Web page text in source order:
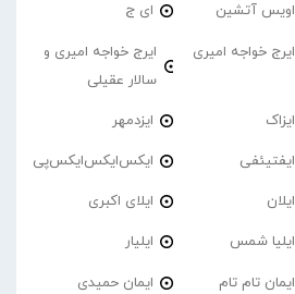
اویس آتشین ای ج
ایرج خواجه امیری
ایرج خواجه امیری و
سالار عقیلی
ایزاک ایزدمهر
ایفتیئفی ایکس‌ایکس‌ایکس‌پی
ایلان ایلای اکبری
ایلیا شمس ایلیار
ایمان تام تام ایمان حمیدی